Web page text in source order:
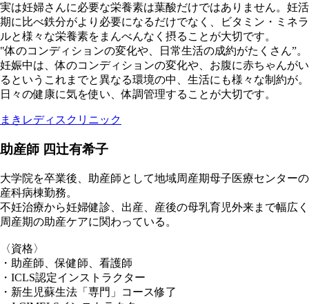
実は妊婦さんに必要な栄養素は葉酸だけではありません。妊活
期に比べ鉄分がより必要になるだけでなく、ビタミン・ミネラ
ルと様々な栄養素をまんべんなく摂ることが大切です。
"体のコンディションの変化や、日常生活の成約がたくさん”。
妊娠中は、体のコンディションの変化や、お腹に赤ちゃんがい
るというこれまでと異なる環境の中、生活にも様々な制約が。
日々の健康に気を使い、体調管理することが大切です。
まきレディスクリニック
助産師 四辻有希子
大学院を卒業後、助産師として地域周産期母子医療センターの
産科病棟勤務。
不妊治療から妊婦健診、出産、産後の母乳育児外来まで幅広く
周産期の助産ケアに関わっている。
〈資格〉
・助産師、保健師、看護師
・ICLS認定インストラクター
・新生児蘇生法「専門」コース修了